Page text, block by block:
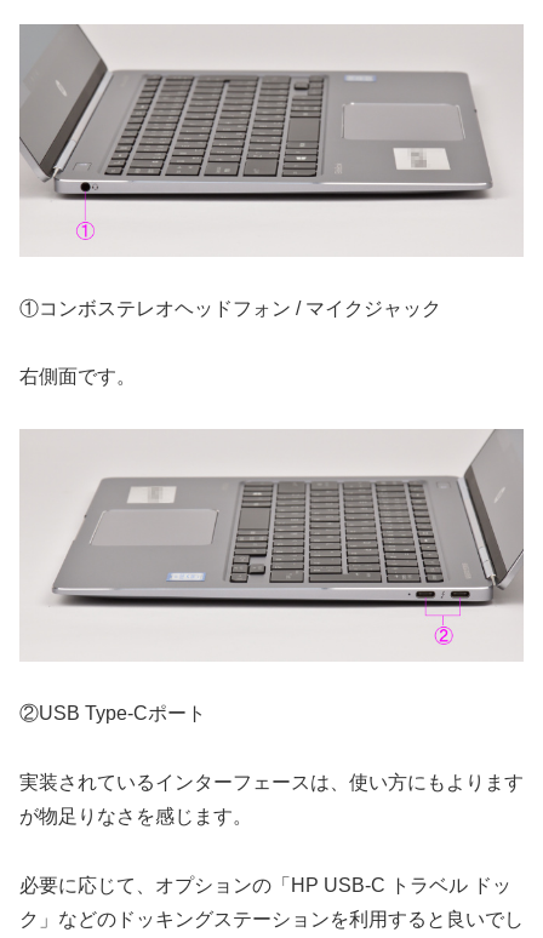
①コンボステレオヘッドフォン / マイクジャック
右側面です。
②USB Type-Cポート
実装されているインターフェースは、使い方にもよります
が物足りなさを感じます。
必要に応じて、オプションの「HP USB-C トラベル ドッ
ク」などのドッキングステーションを利用すると良いでし